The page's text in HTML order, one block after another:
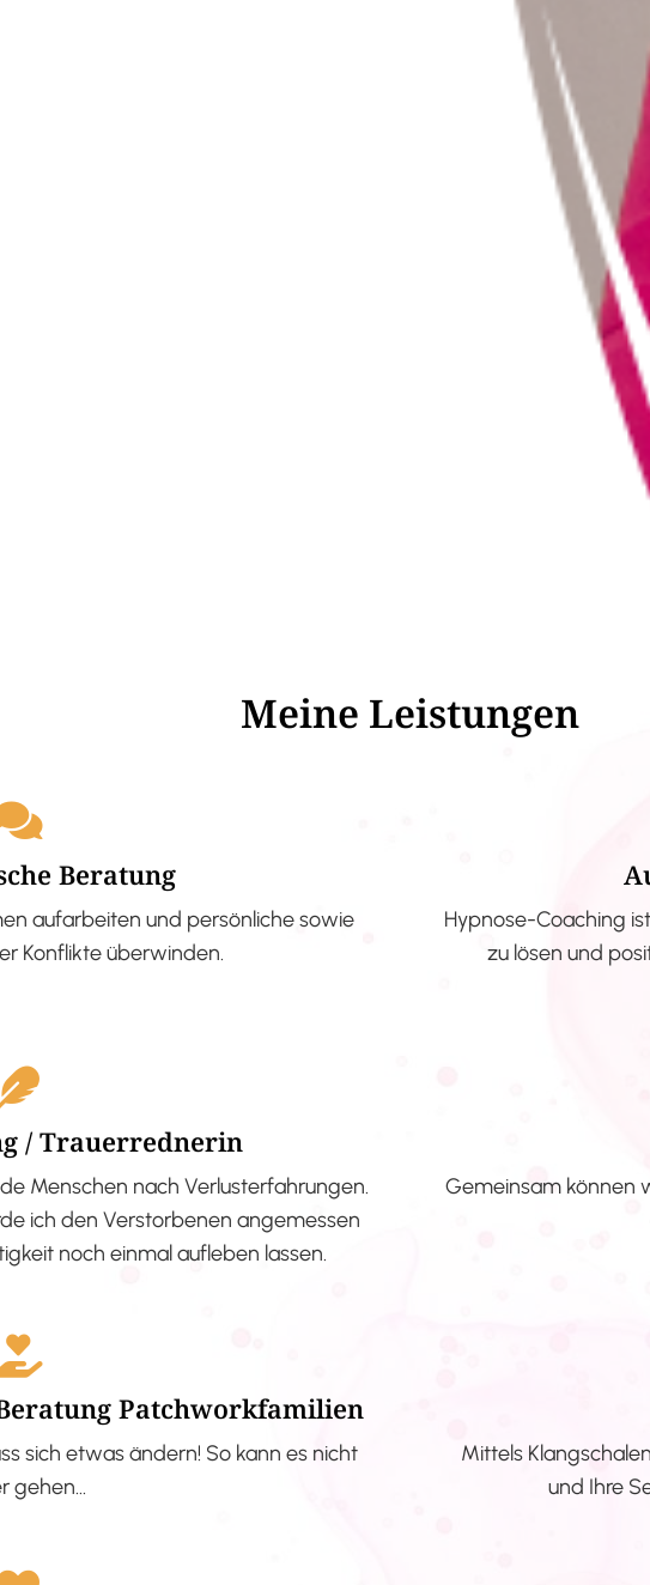
Meine Leistungen
Beratung
aufarbeiten und persönliche sowie
Konflikte überwinden.
Hypnose-Coaching
zu lösen und
/ Trauerrednerin
Menschen nach Verlusterfahrungen.
ich den Verstorbenen angemessen
noch einmal aufleben lassen.
Gemeinsam können
Patchworkfamilien
sich etwas ändern! So kann es nicht
gehen…
Mittels
und Ihre